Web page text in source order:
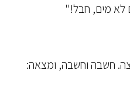
לא מים, חבל!"
חשבה וחשבה, ומצאה: